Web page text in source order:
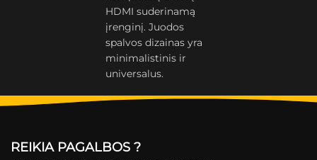
HDMI suderinamą
įrenginį. Juodos
spalvos dizainas yra
minimalistinis ir
universalus.
REIKIA PAGALBOS ?